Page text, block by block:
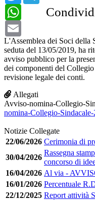
WhatsApp
L'Assemblea dei Soci della
seduta del 13/05/2019, ha
avviso pubblico per la
dei componenti del
revisione legale dei conti.
Allegati
Avviso-nomina-Collegio-
nomina-Collegio-
Notizie Collegate
22/06/2026 Cerimonia di
30/04/2026
Rassegna
concorso di
16/04/2026 Al via -
16/01/2026 Percentuale
22/12/2025 Report attività